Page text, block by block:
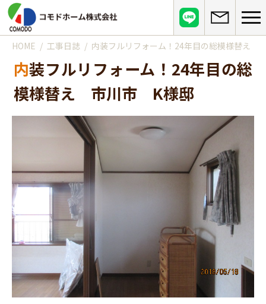
コモドホームについて
コモドホームの特長
リピート率70%超の理由
挑戦！地域No.1
コモドホームの実績
実績マンションリスト
お役立ち情報
リフォームに役立つ情報
はじめてのリフォーム
リフォームに必要な知識
リフォームにかかる費用
リフォームの流れ
よくある質問
メディア紹介
介護保険適用の住宅改修について
インフォメーション
会社概要
政府や行政への登録情報
店舗情報
スタッフ紹介
職人募集
お問い合わせ
HOME 工事日誌 内装フルリフォーム！24年目の総模様替え
内装フルリフォーム！24年目の総
模様替え 市川市 K様邸